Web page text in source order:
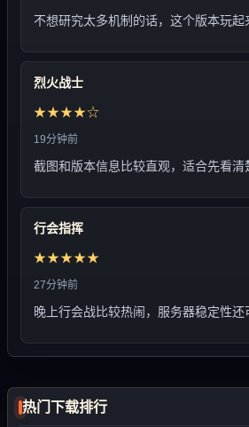
不想研究太多机制的话，这个版本玩起
烈火战士
★★★★☆
19分钟前
截图和版本信息比较直观，适合先看清
行会指挥
★★★★★
27分钟前
晚上行会战比较热闹，服务器稳定性还
热门下载排行